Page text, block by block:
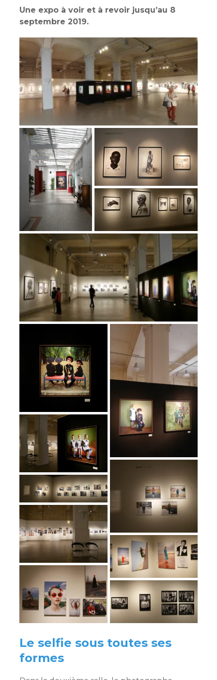
Une expo à voir et à revoir jusqu’au 8
septembre 2019.
Le selfie sous toutes ses
formes